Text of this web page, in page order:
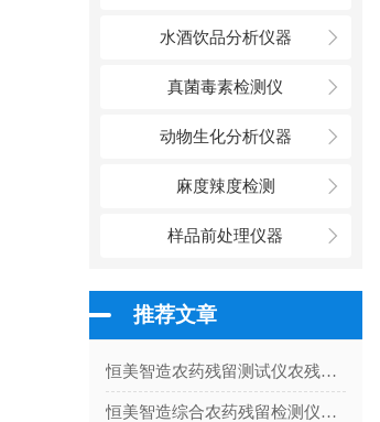
水酒饮品分析仪器
真菌毒素检测仪
动物生化分析仪器
麻度辣度检测
样品前处理仪器
推荐文章
恒美智造农药残留测试仪农残快速检测试剂检测技术白皮书：技术参数与检测能力详解
恒美智造综合农药残留检测仪与沃特世农残测试仪投资回报对比分析